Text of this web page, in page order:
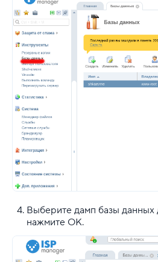
Выберите дамп базы данных
нажмите ОК.